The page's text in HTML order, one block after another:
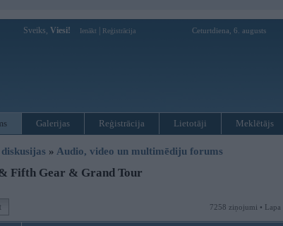
Sveiks, Viesi! Ienākt Reģistrācija Ceturtdiena, 6. augusts
Galerijas Reģistrācija Lietotāji Meklētājs
» Audio, video un multimēdiju forums
Fifth Gear & Grand Tour
7258 ziņojumi •